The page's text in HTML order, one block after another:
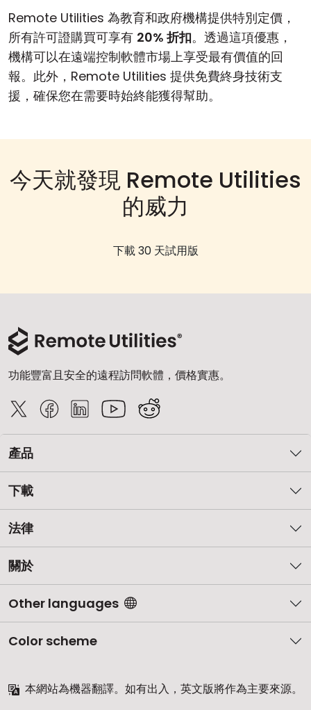
Remote Utilities 為教育和政府機構提供特別定價，
所有許可證購買可享有 20% 折扣。透過這項優惠，
機構可以在遠端控制軟體市場上享受最有價值的回
報。此外，Remote Utilities 提供免費終身技術支
援，確保您在需要時始終能獲得幫助。
今天就發現 Remote Utilities
的威力
下載 30 天試用版
功能豐富且安全的遠程訪問軟體，價格實惠。
產品
下載
法律
關於
Other languages
Color scheme
本網站為機器翻譯。如有出入，英文版將作為主要來源。